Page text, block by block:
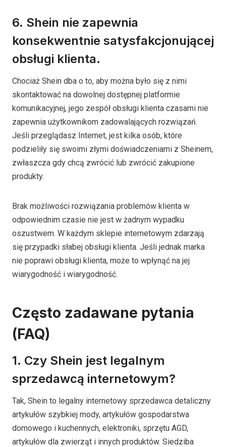
6. Shein nie zapewnia
konsekwentnie satysfakcjonującej
obsługi klienta.
Chociaż Shein dba o to, aby można było się z nimi
skontaktować na dowolnej dostępnej platformie
komunikacyjnej, jego zespół obsługi klienta czasami nie
zapewnia użytkownikom zadowalających rozwiązań.
Jeśli przeglądasz Internet, jest kilka osób, które
podzieliły się swoimi złymi doświadczeniami z Sheinem,
zwłaszcza gdy chcą zwrócić lub zwrócić zakupione
produkty.
Brak możliwości rozwiązania problemów klienta w
odpowiednim czasie nie jest w żadnym wypadku
oszustwem. W każdym sklepie internetowym zdarzają
się przypadki słabej obsługi klienta. Jeśli jednak marka
nie poprawi obsługi klienta, może to wpłynąć na jej
wiarygodność i wiarygodność.
Często zadawane pytania
(FAQ)
1. Czy Shein jest legalnym
sprzedawcą internetowym?
Tak, Shein to legalny internetowy sprzedawca detaliczny
artykułów szybkiej mody, artykułów gospodarstwa
domowego i kuchennych, elektroniki, sprzętu AGD,
artykułów dla zwierząt i innych produktów. Siedziba